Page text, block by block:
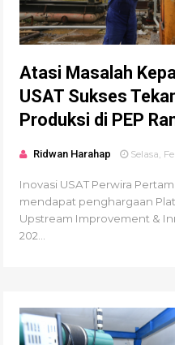
Atasi Masalah
USAT Sukses
Produksi di PEP
Ridwan Harahap Selasa,
Inovasi USAT Perwira
mendapat penghargaan
Upstream Improvement &
202...